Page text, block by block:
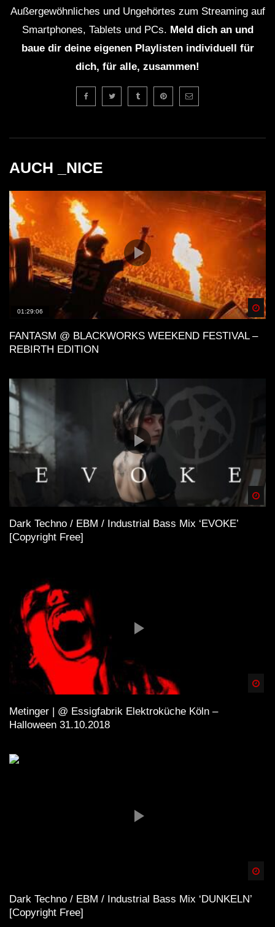
Außergewöhnliches und Ungehörtes zum Streaming auf
Smartphones, Tablets und PCs. Meld dich an und
baue dir deine eigenen Playlisten individuell für
dich, für alle, zusammen!
AUCH _NICE
01:29:06
FANTASM @ BLACKWORKS WEEKEND FESTIVAL –
REBIRTH EDITION
Dark Techno / EBM / Industrial Bass Mix ‘EVOKE’
[Copyright Free]
Metinger | @ Essigfabrik Elektroküche Köln –
Halloween 31.10.2018
Dark Techno / EBM / Industrial Bass Mix ‘DUNKELN’
[Copyright Free]